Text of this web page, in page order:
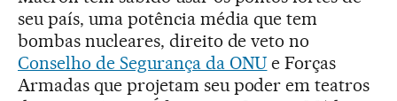
seu país, uma potência média que tem
bombas nucleares, direito de veto no
Conselho de Segurança da ONU e Forças
Armadas que projetam seu poder em teatros